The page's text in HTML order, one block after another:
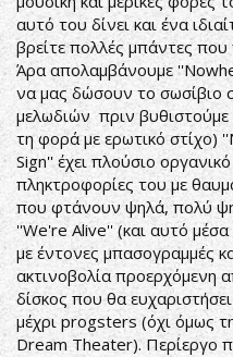
αυτό του δίνει και ένα
βρείτε πολλές μπάντες
Άρα απολαμβάνουμε
να μας δώσουν το σωσίβιο
μελωδιών πριν
τη φορά με ερωτικό στίχο)
Sign'' έχει πλούσιο
πληκτροφορίες του με
που φτάνουν ψηλά, πολύ
''We're Alive'' (και αυτό
με έντονες μπασογραμμές
ακτινοβολία προερχόμενη
δίσκος που θα
μέχρι progsters (όχι όμως
Dream Theater). Περίεργο